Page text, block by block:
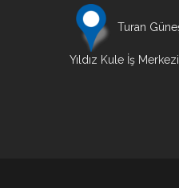
Turan
Yıldız Kule İş